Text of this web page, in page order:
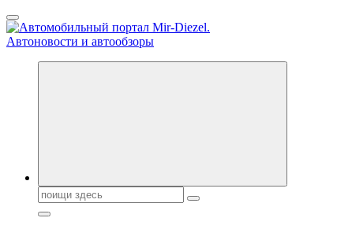
Перейти
к
содержанию
Справочник автомобилиста. Обзор новинок популярных
Поиск: